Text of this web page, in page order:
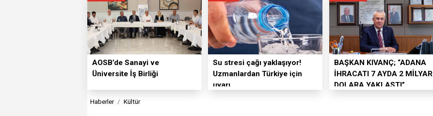
AOSB’de Sanayi ve
Üniversite İş Birliği
Su stresi çağı yaklaşıyor!
Uzmanlardan Türkiye için
uyarı
BAŞKAN KIVANÇ; “ADANA
İHRACATI 7 AYDA 2 MİLYAR
DOLARA YAKLAŞTI”
Haberler Kültür